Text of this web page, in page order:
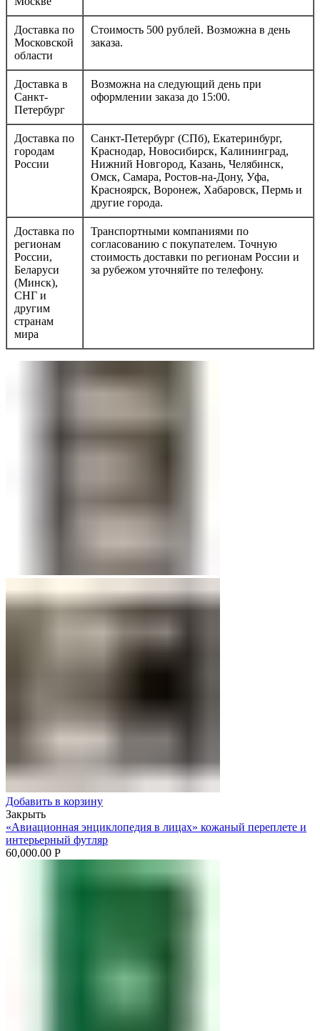
Доставка по
Московской
области
Стоимость 500 рублей. Возможна в день
заказа.
Доставка в
Санкт-
Петербург
Возможна на следующий день при
оформлении заказа до 15:00.
Доставка по
городам
России
Санкт-Петербург (СПб), Екатеринбург,
Краснодар, Новосибирск, Калининград,
Нижний Новгород, Казань, Челябинск,
Омск, Самара, Ростов-на-Дону, Уфа,
Красноярск, Воронеж, Хабаровск, Пермь и
другие города.
Доставка по
регионам
России,
Беларуси
(Минск),
СНГ и
другим
странам
мира
Транспортными компаниями по
согласованию с покупателем. Точную
стоимость доставки по регионам России и
за рубежом уточняйте по телефону.
Добавить в корзину
Закрыть
«Авиационная энциклопедия в лицах» кожаный переплете и
интерьерный футляр
60,000.00 Р